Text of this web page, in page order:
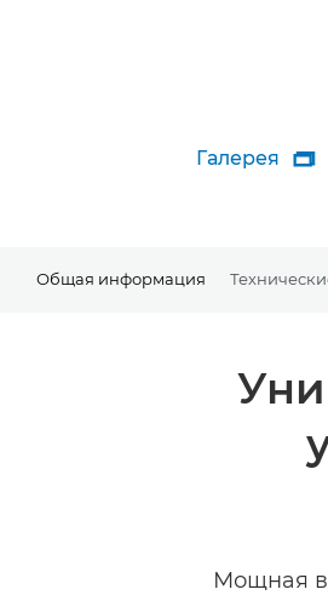
Галерея 
Общая информация
Мощная